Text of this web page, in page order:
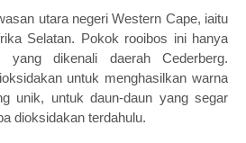
utara negeri Western Cape, iaitu
Selatan. Pokok rooibos ini hanya
yang dikenali daerah Cederberg.
untuk menghasilkan warna
unik, untuk daun-daun yang segar
dioksidakan terdahulu.